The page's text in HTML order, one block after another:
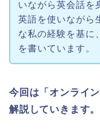
いながら英会話を
英語を使いながら
な私の経験を基に
を書いています。
今回は「オンライ
解説していきます。